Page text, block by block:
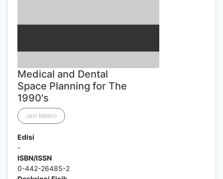
Medical and Dental
Space Planning for The
1990's
Jain Malkin
Edisi
-
ISBN/ISSN
0-442-26485-2